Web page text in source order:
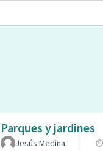
Parques y jardines
Jesús Medina